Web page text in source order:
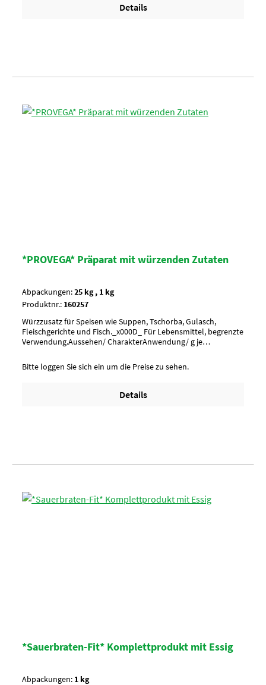
Details
*PROVEGA* Präparat mit würzenden Zutaten
Abpackungen:
25 kg , 1 kg
Produktnr.: 160257
Würzzusatz für Speisen wie Suppen, Tschorba, Gulasch,
Fleischgerichte und Fisch._x000D_ Für Lebensmittel, begrenzte
Verwendung.Aussehen/ CharakterAnwendung/ g je
Bitte loggen Sie sich ein um die Preise zu sehen.
Details
*Sauerbraten-Fit* Komplettprodukt mit Essig
Abpackungen: 1 kg